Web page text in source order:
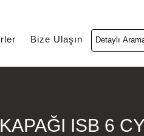
Bize Ulaşın
ISB 6